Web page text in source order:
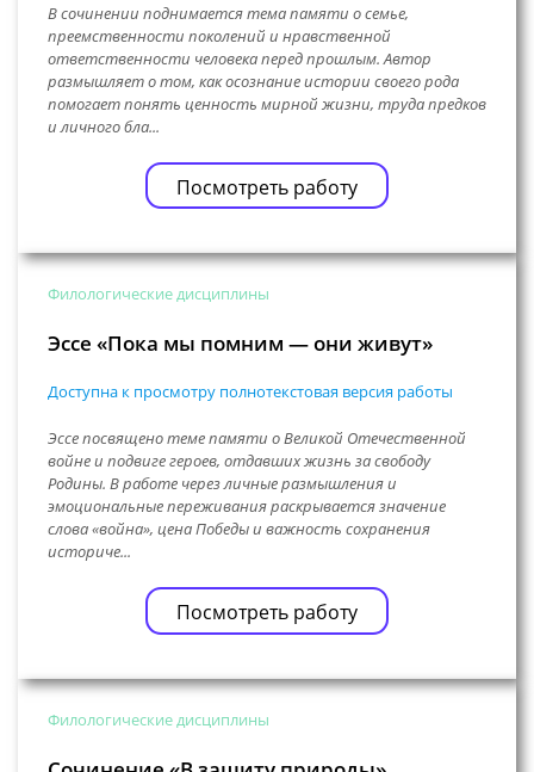
В сочинении поднимается тема памяти о семье,
преемственности поколений и нравственной
ответственности человека перед прошлым. Автор
размышляет о том, как осознание истории своего рода
помогает понять ценность мирной жизни, труда предков
и личного бла...
Посмотреть работу
Филологические дисциплины
Эссе «Пока мы помним — они живут»
Доступна к просмотру полнотекстовая версия работы
Эссе посвящено теме памяти о Великой Отечественной
войне и подвиге героев, отдавших жизнь за свободу
Родины. В работе через личные размышления и
эмоциональные переживания раскрывается значение
слова «война», цена Победы и важность сохранения
историче...
Посмотреть работу
Филологические дисциплины